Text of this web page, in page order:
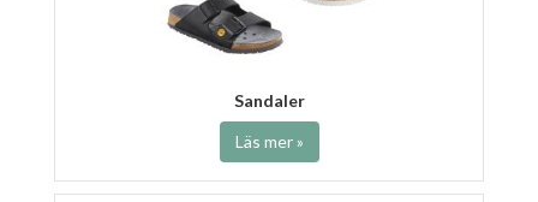
Sandaler
Läs mer »